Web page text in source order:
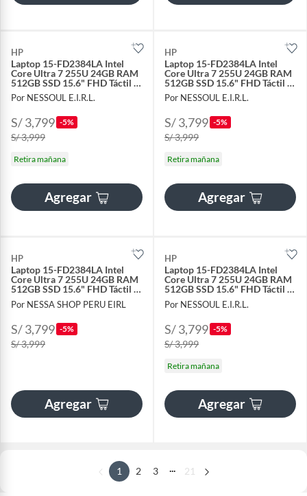
HP
Laptop 15-FD2384LA Intel
Core Ultra 7 255U 24GB RAM
512GB SSD 15.6" FHD Táctil -
Dorado Cálido
Por NESSOUL E.I.R.L.
S/ 3,799 -5%
S/ 3,999
Retira mañana
Agregar
HP
Laptop 15-FD2384LA Intel
Core Ultra 7 255U 24GB RAM
512GB SSD 15.6" FHD Táctil -
Dorado Cálido
Por NESSOUL E.I.R.L.
S/ 3,799 -5%
S/ 3,999
Retira mañana
Agregar
HP
Laptop 15-FD2384LA Intel
Core Ultra 7 255U 24GB RAM
512GB SSD 15.6" FHD Táctil -
Dorado Cálido
Por NESSA SHOP PERU EIRL
S/ 3,799 -5%
S/ 3,999
Agregar
HP
Laptop 15-FD2384LA Intel
Core Ultra 7 255U 24GB RAM
512GB SSD 15.6" FHD Táctil -
Dorado Cálido
Por NESSOUL E.I.R.L.
S/ 3,799 -5%
S/ 3,999
Retira mañana
Agregar
1 2 3 ... 21